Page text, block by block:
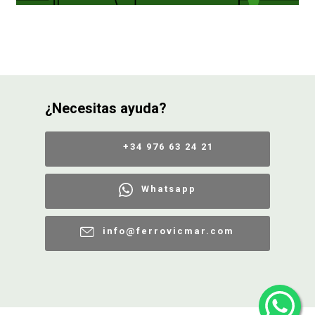
¿Necesitas ayuda?
+34 976 63 24 21
Whatsapp
info@ferrovicmar.com